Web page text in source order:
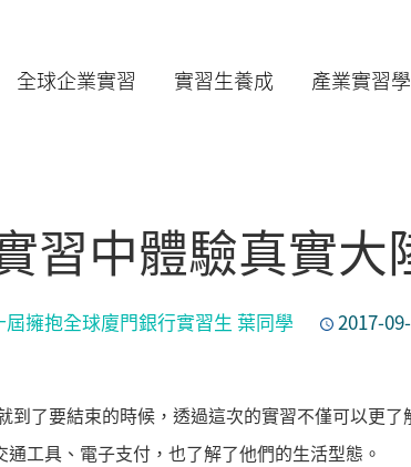
全球企業實習 實習生養成 產業實習
習中體驗真實大
屆擁抱全球廈門銀行實習生 葉同學 2017-
到了要結束的時候，透過這次的實習不僅可以更
工具、電子支付，也了解了他們的生活型態。